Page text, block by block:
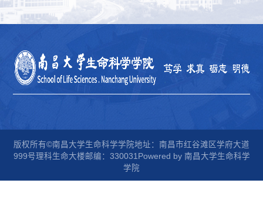
版权所有©南昌大学生命科学学院地址：南昌市红谷滩区学府大道
999号理科生命大楼邮编：330031Powered by 南昌大学生命科学
学院